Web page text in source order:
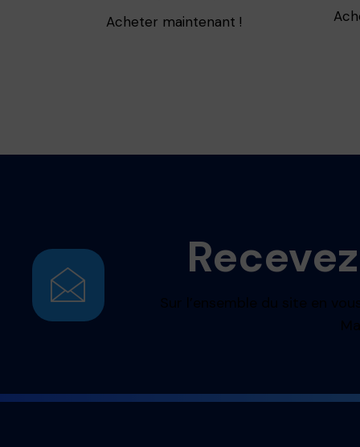
Acheter maintenant !
Sur l’ensemble du site en